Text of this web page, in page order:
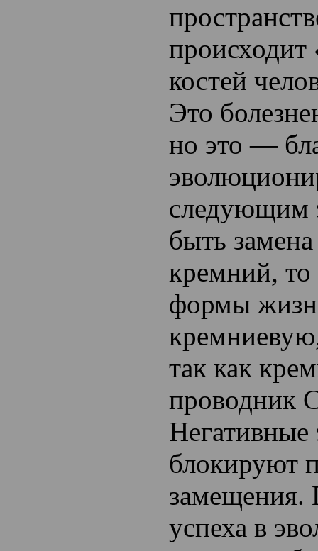
костей
Это
но это —
следующим
быть
кремний, то
формы
так как
проводник
блокируют
замещения.
успеха в